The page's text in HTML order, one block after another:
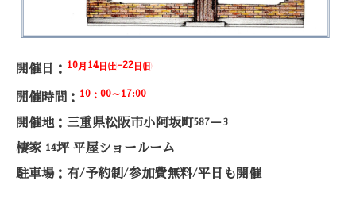
開催日： 10月 14 日㈯-22 日㈰
開催時間： 10 ： 00～17:00
開催地：三重県松阪市小阿坂町587 －3
棲家 14坪 平屋ショールーム
駐車場：有/予約制 /参加費無料/平日も開催